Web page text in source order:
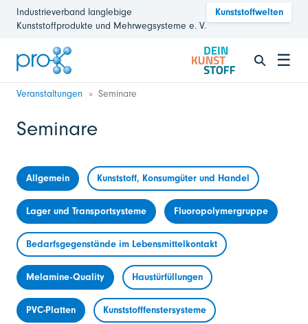
Industrieverband langlebige
Kunststoffprodukte und Mehrwegsysteme e. V.
Kunststoffwelten
☰
Veranstaltungen Seminare
Seminare
Allgemein Kunststoff, Konsumgüter und Handel
Lager und Transportsysteme Fluoropolymergruppe
Bedarfsgegenstände im Lebensmittelkontakt
Melamine-Quality Haustürfüllungen
PVC-Platten Kunststofffenstersysteme